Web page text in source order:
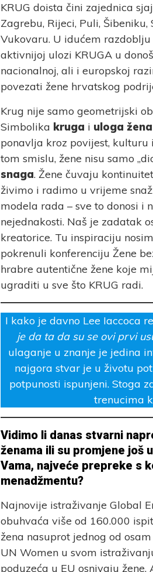
KRUG doista čini zajednica
Zagrebu, Rijeci, Puli,
Vukovaru. U idućem
aktivnijoj ulozi KRUGA u
nacionalnoj, ali i europskoj
povezati žene hrvatskog
Krug nije samo geometrijski
Simbolika kruga i uloga
ponavlja kroz povijest,
tom smislu, žene nisu samo
snaga. Žene čuvaju
živimo i radimo u vrijeme
modela rada – sve to donosi i
nejednakosti. Naš je zadatak
kreatorice. Tu inspiraciju
pokrenuli konferenciju Žene
hrabre autentične žene koje
ugraditi u sve što KRUG radi.
I kako je davno Lee Iaccoca
je da ta da su se ovi prvi
ulaganje u znanje je jedina
najgora stvar je u životu
potpunosti ispunjeni. Stoga
trenucima
Vidimo li danas stvarni
ženama ili su promjene još
Vama, najveće prepreke s
menadžmentu?
Najnovije istraživanje Global
obuhvaća više od 160.000
žena nasuprot jednog od
UN Women u svom
poduzeća u EU osnivaju